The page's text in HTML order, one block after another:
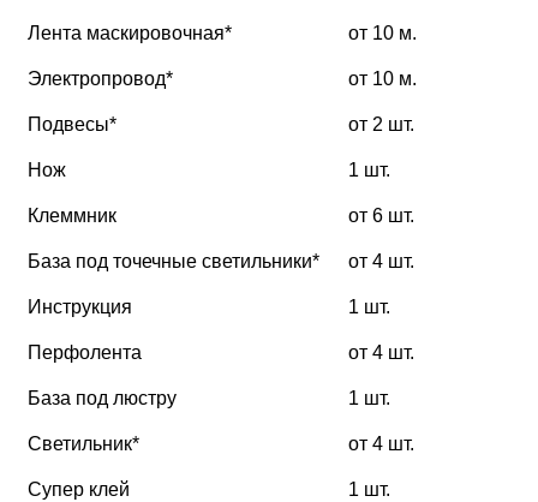
Лента маскировочная* от 10 м.
Электропровод* от 10 м.
Подвесы* от 2 шт.
Нож 1 шт.
Клеммник от 6 шт.
База под точечные светильники* от 4 шт.
Инструкция 1 шт.
Перфолента от 4 шт.
База под люстру 1 шт.
Светильник* от 4 шт.
Супер клей 1 шт.